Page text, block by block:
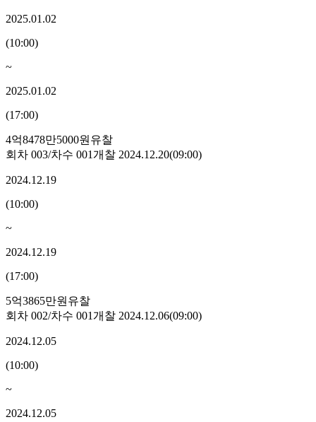
2025.01.02
(10:00)
~
2025.01.02
(17:00)
4억8478만5000원 유찰
회차 003/차수 001개찰 2024.12.20(09:00)
2024.12.19
(10:00)
~
2024.12.19
(17:00)
5억3865만원 유찰
회차 002/차수 001개찰 2024.12.06(09:00)
2024.12.05
(10:00)
~
2024.12.05